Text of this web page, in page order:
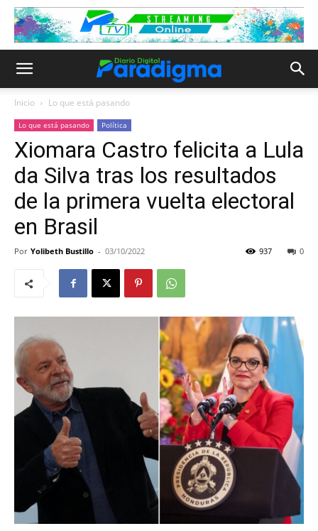
Inicio Lo que está pasando
Lo que está pasando Política
Xiomara Castro felicita a Lula
da Silva tras los resultados
de la primera vuelta electoral
en Brasil
Por Yolibeth Bustillo - 03/10/2022 0
937